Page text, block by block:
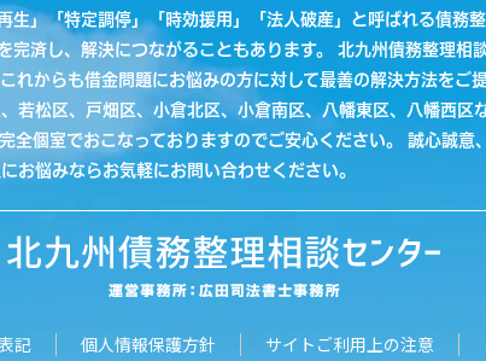
」「特定調停」「時効援用」「法人破産」と呼ばれる債務
済し、解決につながることもあります。 北九州債務整理相
れからも借金問題にお悩みの方に対して最善の解決方法をご
若松区、戸畑区、小倉北区、小倉南区、八幡東区、八幡西
全個室でおこなっておりますのでご安心ください。 誠心誠
お悩みならお気軽にお問い合わせください。
記 個人情報保護方針 サイトご利用上の注意